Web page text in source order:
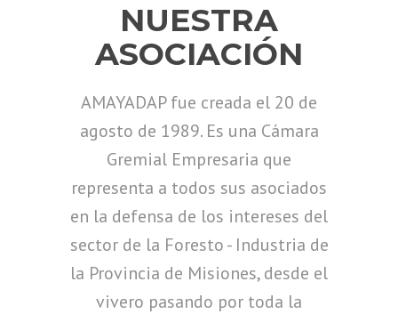
NUESTRA
ASOCIACIÓN
AMAYADAP fue creada el 20 de
agosto de 1989. Es una Cámara
Gremial Empresaria que
representa a todos sus asociados
en la defensa de los intereses del
sector de la Foresto - Industria de
la Provincia de Misiones, desde el
vivero pasando por toda la